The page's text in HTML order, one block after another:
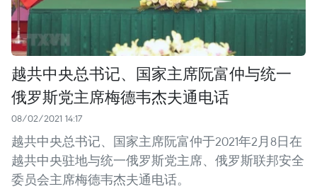
越共中央总书记、国家主席阮富仲与统一
俄罗斯党主席梅德韦杰夫通电话
08/02/2021 14:17
越共中央总书记、国家主席阮富仲于2021年2月8日在
越共中央驻地与统一俄罗斯党主席、俄罗斯联邦安全
委员会主席梅德韦杰夫通电话。